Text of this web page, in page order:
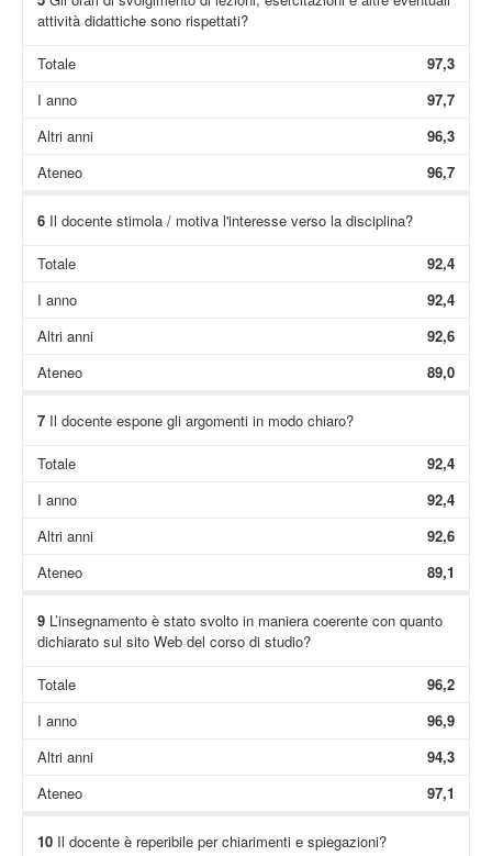
attività didattiche sono rispettati?
Totale
97,3
I anno
97,7
Altri anni
96,3
Ateneo
96,7
6Il docente stimola / motiva l'interesse verso la disciplina?
Totale
92,4
I anno
92,4
Altri anni
92,6
Ateneo
89,0
7Il docente espone gli argomenti in modo chiaro?
Totale
92,4
I anno
92,4
Altri anni
92,6
Ateneo
89,1
9L’insegnamento è stato svolto in maniera coerente con quanto
dichiarato sul sito Web del corso di studio?
Totale
96,2
I anno
96,9
Altri anni
94,3
Ateneo
97,1
10Il docente è reperibile per chiarimenti e spiegazioni?